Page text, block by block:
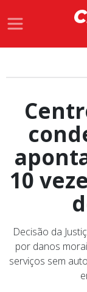
10
Decisão da
por danos
serviços sem